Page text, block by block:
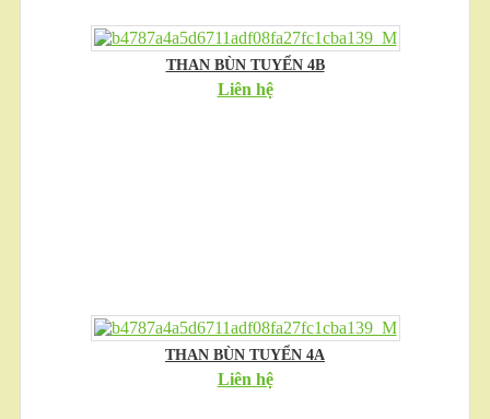
THAN BÙN TUYỂN 4B
Liên hệ
THAN BÙN TUYỂN 4A
Liên hệ